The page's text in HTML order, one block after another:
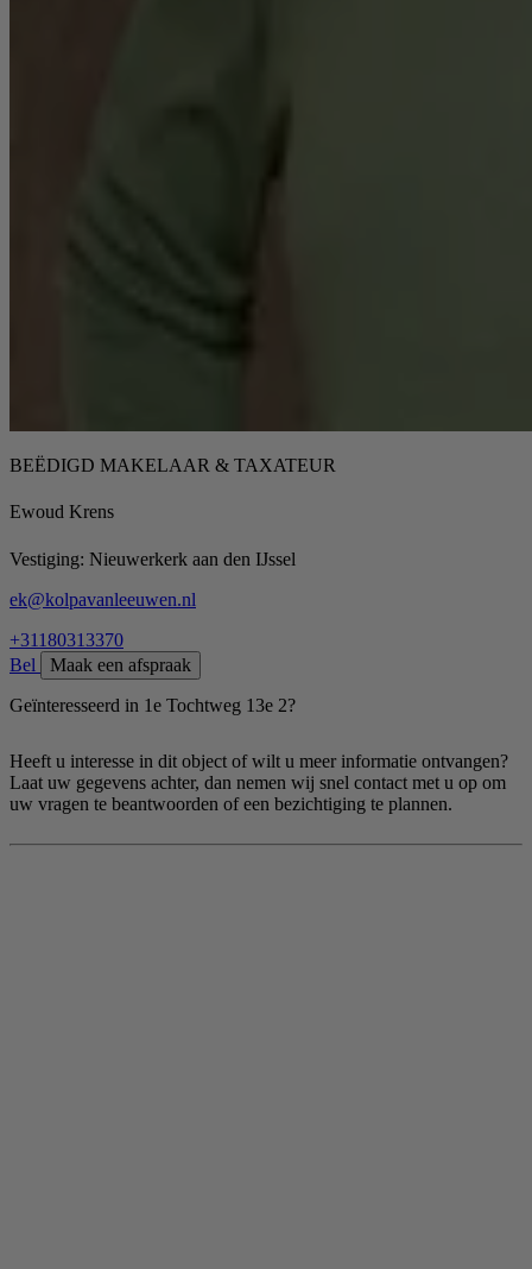
BEËDIGD MAKELAAR & TAXATEUR
Ewoud Krens
Vestiging: Nieuwerkerk aan den IJssel
ek@kolpavanleeuwen.nl
+31180313370
Bel
Maak een afspraak
Geïnteresseerd in 1e Tochtweg 13e 2?
Heeft u interesse in dit object of wilt u meer informatie ontvangen?
Laat uw gegevens achter, dan nemen wij snel contact met u op om
uw vragen te beantwoorden of een bezichtiging te plannen.